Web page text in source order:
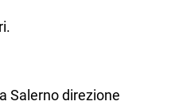
Salerno direzione